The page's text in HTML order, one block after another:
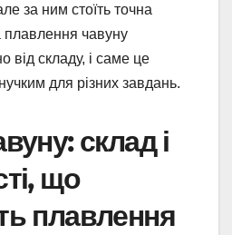
за ним стоїть точна
плавлення чавуну
від складу, і саме це
для різних завдань.
склад і
що
плавлення